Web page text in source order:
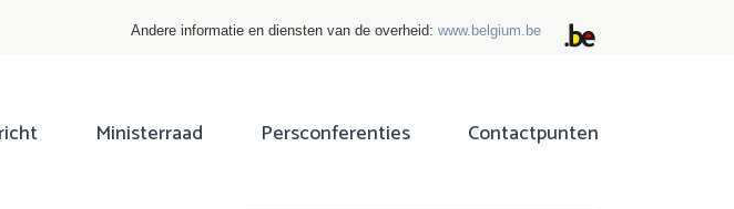
Andere informatie en diensten van de overheid: www.belgium.be
Ministerraad Persconferenties Contactpunten